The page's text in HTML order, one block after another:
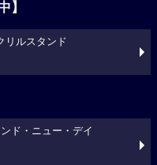
】
リルスタンド
ド・ニュー・デイ